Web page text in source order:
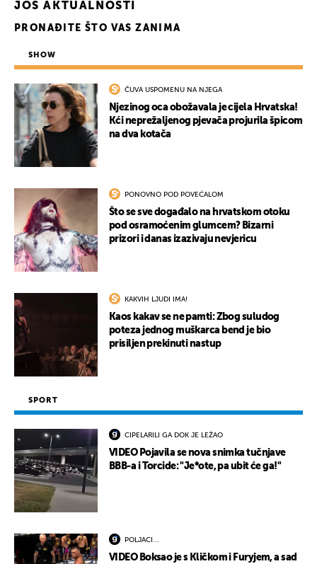
JOŠ AKTUALNOSTI
PRONAĐITE ŠTO VAS ZANIMA
SHOW
ČUVA USPOMENU NA NJEGA
Njezinog oca obožavala je cijela Hrvatska!
Kći neprežaljenog pjevača projurila špicom
na dva kotača
PONOVNO POD POVEĆALOM
Što se sve događalo na hrvatskom otoku
pod osramoćenim glumcem? Bizarni
prizori i danas izazivaju nevjericu
KAKVIH LJUDI IMA!
Kaos kakav se ne pamti: Zbog suludog
poteza jednog muškarca bend je bio
prisiljen prekinuti nastup
SPORT
CIPELARILI GA DOK JE LEŽAO
VIDEO Pojavila se nova snimka tučnjave
BBB-a i Torcide: "Je*ote, pa ubit će ga!"
POLJACI...
VIDEO Boksao je s Kličkom i Furyjem, a sad
UKLJUČITE NOTIFIKACIJE